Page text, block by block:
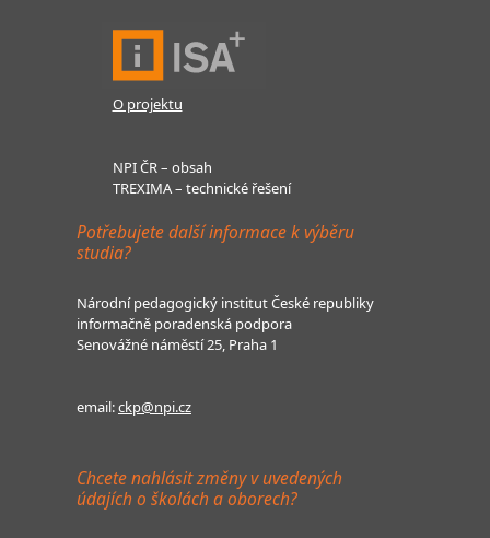
O projektu
NPI ČR – obsah
TREXIMA – technické řešení
Potřebujete další informace k výběru
studia?
Národní pedagogický institut České republiky
informačně poradenská podpora
Senovážné náměstí 25, Praha 1
email:ckp@npi.cz
Chcete nahlásit změny v uvedených
údajích o školách a oborech?